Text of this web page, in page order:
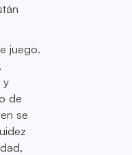
juego.
y
de
se